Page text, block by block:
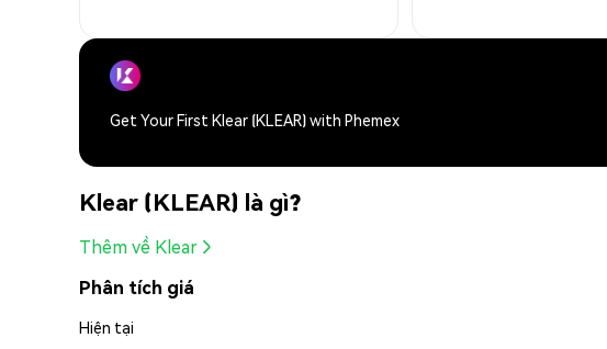
Get Your First Klear (KLEAR) with Phemex
Klear (KLEAR) là gì?
Thêm về Klear
Phân tích giá
Hiện tại